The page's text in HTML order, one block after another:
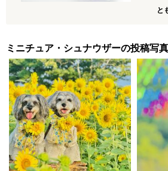
と
ミニチュア・シュナウザーの投稿写真